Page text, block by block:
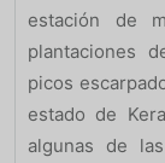
estación de
plantaciones
picos
estado de
algunas de